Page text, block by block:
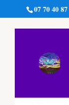
07 70 40